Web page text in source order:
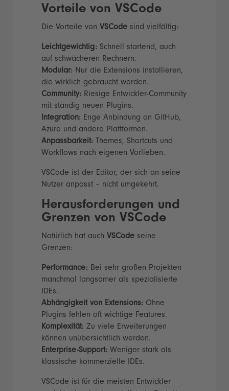
Vorteile von VSCode
Die Vorteile von VSCodesind vielfältig:
Leichtgewichtig: Schnell startend, auch
auf schwächeren Rechnern.
Modular: Nur die Extensions installieren,
die wirklich gebraucht werden.
Community: Riesige Entwickler-Community
mit ständig neuen Plugins.
Integration: Enge Anbindung an GitHub,
Azure und andere Plattformen.
Anpassbarkeit: Themes, Shortcuts und
Workflows nach eigenen Vorlieben.
VSCode ist der Editor, der sich an seine
Nutzer anpasst – nicht umgekehrt.
Herausforderungen und
Grenzen von VSCode
Natürlich hat auch VSCodeseine
Grenzen:
Performance: Bei sehr großen Projekten
manchmal langsamer als spezialisierte
IDEs.
Abhängigkeit von Extensions: Ohne
Plugins fehlen oft wichtige Features.
Komplexität: Zu viele Erweiterungen
können unübersichtlich werden.
Enterprise-Support: Weniger stark als
klassische kommerzielle IDEs.
VSCode ist für die meisten Entwickler